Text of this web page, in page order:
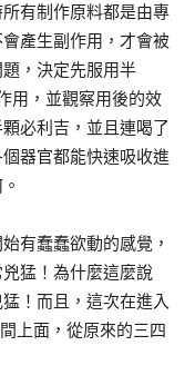
有制作原料都是由專
產生副作用，才會被
，決定先服用半
用，並觀察用後的效
必利吉，並且連喝了
器官都能快速吸收進
有蠢蠢欲動的感覺，
猛！為什麼這麼說
！而且，這次在進入
上面，從原來的三四